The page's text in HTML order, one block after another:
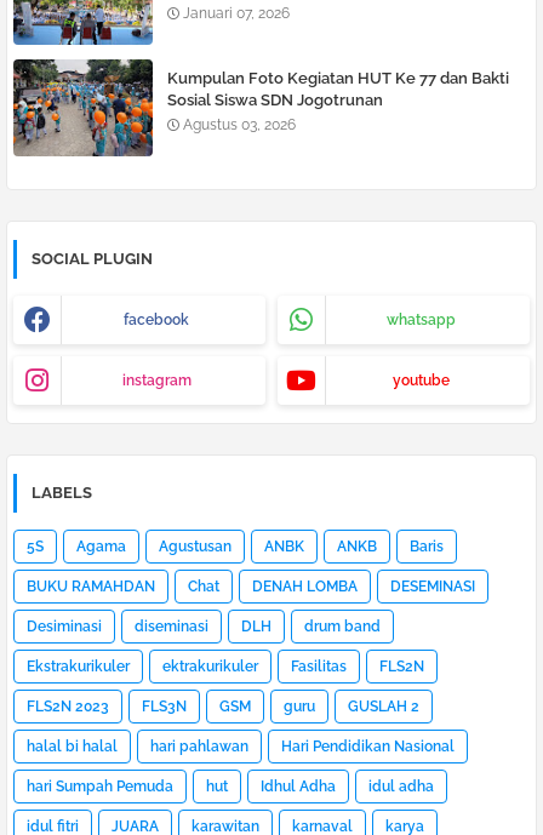
Januari 07, 2026
Kumpulan Foto Kegiatan HUT Ke 77 dan Bakti
Sosial Siswa SDN Jogotrunan
Agustus 03, 2026
SOCIAL PLUGIN
facebook whatsapp
instagram youtube
LABELS
5S Agama Agustusan ANBK ANKB Baris
BUKU RAMAHDAN Chat DENAH LOMBA DESEMINASI
Desiminasi diseminasi DLH drum band
Ekstrakurikuler ektrakurikuler Fasilitas FLS2N
FLS2N 2023 FLS3N GSM guru GUSLAH 2
halal bi halal hari pahlawan Hari Pendidikan Nasional
hari Sumpah Pemuda hut Idhul Adha idul adha
idul fitri JUARA karawitan karnaval karya